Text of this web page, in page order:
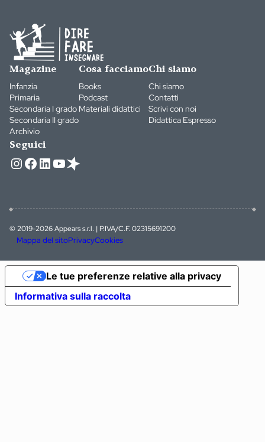
Magazine
Infanzia
Primaria
Secondaria I grado
Secondaria II grado
Archivio
Cosa facciamo
Books
Podcast
Materiali didattici
Chi siamo
Chi siamo
Contatti
Scrivi con noi
Didattica Espresso
Seguici
Instagram
Facebook
LinkedIn
YouTube
© 2019-2026 Appears s.r.l. | P.IVA/C.F. 02315691200
Mappa del sitoPrivacyCookies
Informativa sulla raccolta
Le tue preferenze relative alla privacy